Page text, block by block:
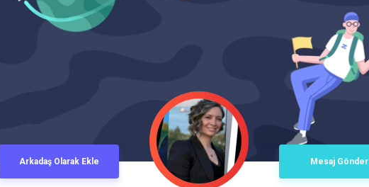
Arkadaş OlarakEkle Mesaj Gönder